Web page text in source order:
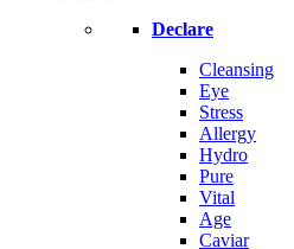
Declare
Cleansing
Eye
Stress
Allergy
Hydro
Pure
Vital
Age
Caviar